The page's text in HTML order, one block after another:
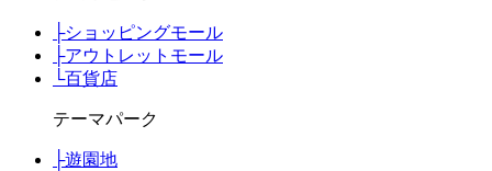
├ショッピングモール
├アウトレットモール
└百貨店
テーマパーク
├遊園地